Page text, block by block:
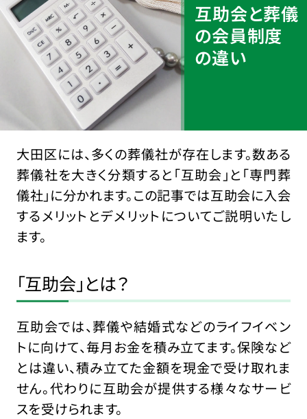
互助会と葬儀
の会員制度
の違い
大田区には、多くの葬儀社が存在します。数ある
葬儀社を大きく分類すると「互助会」と「専門葬
儀社」に分かれます。この記事では互助会に入会
するメリットとデメリットについてご説明いたし
ます。
「互助会」とは？
互助会では、葬儀や結婚式などのライフイベン
トに向けて、毎月お金を積み立てます。保険など
とは違い、積み立てた金額を現金で受け取れま
せん。代わりに互助会が提供する様々なサービ
スを受けられます。